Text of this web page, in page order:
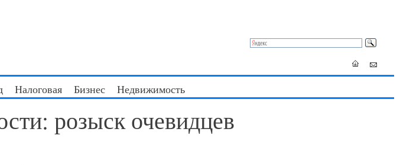
Налоговая Бизнес Недвижимость
розыск очевидцев